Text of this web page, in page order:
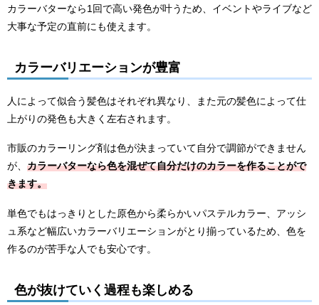
カラーバターなら1回で高い発色が叶うため、イベントやライブなど
大事な予定の直前にも使えます。
カラーバリエーションが豊富
人によって似合う髪色はそれぞれ異なり、また元の髪色によって仕
上がりの発色も大きく左右されます。
市販のカラーリング剤は色が決まっていて自分で調節ができません
が、 カラーバターなら色を混ぜて自分だけのカラーを作ることがで
きます。
単色でもはっきりとした原色から柔らかいパステルカラー、アッシ
ュ系など幅広いカラーバリエーションがとり揃っているため、色を
作るのが苦手な人でも安心です。
色が抜けていく過程も楽しめる